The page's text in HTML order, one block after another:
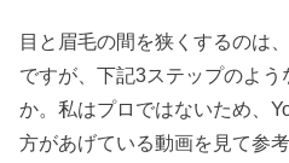
目と眉毛の間を狭くするのは
ですが、下記3ステップのよう
か。私はプロではないため、
方があげている動画を見て参